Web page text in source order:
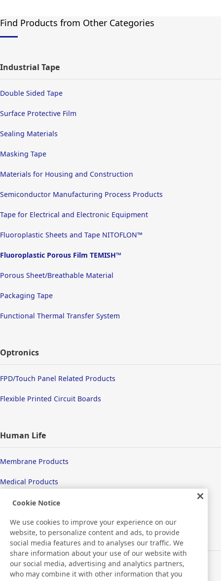
Find Products from Other Categories
Industrial Tape
Double Sided Tape
Surface Protective Film
Sealing Materials
Masking Tape
Materials for Housing and Construction
Semiconductor Manufacturing Process Products
Tape for Electrical and Electronic Equipment
Fluoroplastic Sheets and Tape NITOFLON™
Fluoroplastic Porous Film TEMISH™
Porous Sheet/Breathable Material
Packaging Tape
Functional Thermal Transfer System
Optronics
FPD/Touch Panel Related Products
Flexible Printed Circuit Boards
Human Life
Membrane Products
Medical Products
Hygiene
New Products/Technologies
Flex Sensing
Cookie Notice
We use cookies to improve your experience on our
website, to personalize content and ads, to provide
social media features and to analyses our traffic. We
share information about your use of our website with
our social media, advertising and analytics partners,
who may combine it with other information that you